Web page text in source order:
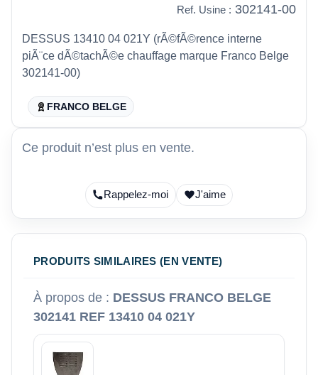
Ref. Usine : 302141-00
DESSUS 13410 04 021Y (rÃ©fÃ©rence interne
piÃ¨ce dÃ©tachÃ©e chauffage marque Franco Belge
302141-00)
FRANCO BELGE
Ce produit n’est plus en vente.
Rappelez-moi J'aime
PRODUITS SIMILAIRES (EN VENTE)
À propos de : DESSUS FRANCO BELGE
302141 REF 13410 04 021Y